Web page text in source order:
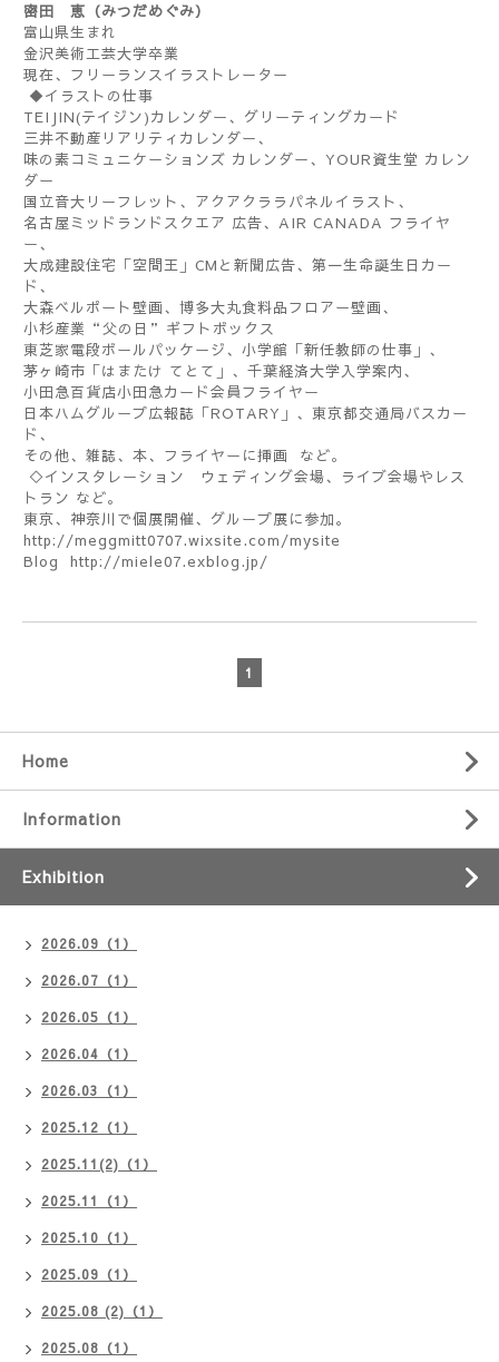
密田 恵（みつだめぐみ）
富山県生まれ
金沢美術工芸大学卒業
現在、フリーランスイラストレーター
◆イラストの仕事
TEIJIN(テイジン)カレンダー、グリーティングカード
三井不動産リアリティカレンダー、
味の素コミュニケーションズ カレンダー、YOUR資生堂 カレン
ダー
国立音大リーフレット、アクアクララパネルイラスト、
名古屋ミッドランドスクエア 広告、AIR CANADA フライヤ
ー、
大成建設住宅「空間王」CMと新聞広告、第一生命誕生日カー
ド、
大森ベルポート壁画、博多大丸食料品フロアー壁画、
小杉産業“父の日”ギフトボックス
東芝家電段ボールパッケージ、小学館「新任教師の仕事」、
茅ヶ崎市「はまたけ てとて」、千葉経済大学入学案内、
小田急百貨店小田急カード会員フライヤー
日本ハムグループ広報誌「ROTARY」、東京都交通局バスカー
ド、
その他、雑誌、本、フライヤーに挿画 など。
◇インスタレーション ウェディング会場、ライブ会場やレス
トラン など。
東京、神奈川で個展開催、グループ展に参加。
http://meggmitt0707.wixsite.com/mysite
Blog http://miele07.exblog.jp/
1
Home
Information
Exhibition
2026.09（1）
2026.07（1）
2026.05（1）
2026.04（1）
2026.03（1）
2025.12（1）
2025.11(2)（1）
2025.11（1）
2025.10（1）
2025.09（1）
2025.08 (2)（1）
2025.08（1）